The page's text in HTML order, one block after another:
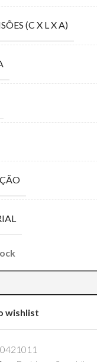
(C X L X A)
wishlist